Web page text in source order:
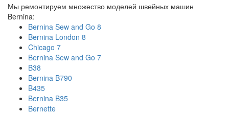
Мы ремонтируем множество моделей швейных машин
Bernina:
Bernina Sew and Go 8
Bernina London 8
Chicago 7
Bernina Sew and Go 7
B38
Bernina B790
B435
Bernina B35
Bernette